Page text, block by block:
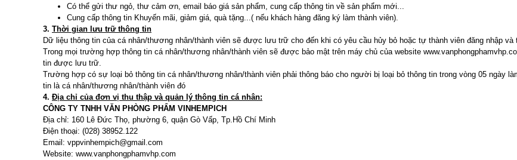
Có thể gửi thư ngỏ, thư cảm ơn, email báo giá sản phẩm, cung cấp thông tin về sản phẩm mới...
Cung cấp thông tin Khuyến mãi, giảm giá, quà tặng...( nếu khách hàng đăng ký làm thành viên).
3. Thời gian lưu trữ thông tin
Dữ liệu thông tin của cá nhân/thương nhân/thành viên sẽ được lưu trữ cho đến khi có yêu cầu hủy bỏ hoặc tự thành viên đăng nhập và
Trong mọi trường hợp thông tin cá nhân/thương nhân/thành viên sẽ được bảo mật trên máy chủ của website
tin được lưu trữ.
Trường hợp có sự loại bỏ thông tin cá nhân/thương nhân/thành viên phải thông báo cho người bị loại bỏ thông tin trong vòng 05 ngày
tin là cá nhân/thương nhân/thành viên đó
4. Địa chỉ của đơn vị thu thập và quản lý thông tin cá nhân:
CÔNG TY TNHH VĂN PHÒNG PHẨM VINHEMPICH
Địa chỉ: 160 Lê Đức Thọ, phường 6, quận Gò Vấp, Tp.Hồ Chí Minh
Điện thoại: (028) 38952.122
Email: vppvinhempich@gmail.com
Website: www.vanphongphamvhp.com